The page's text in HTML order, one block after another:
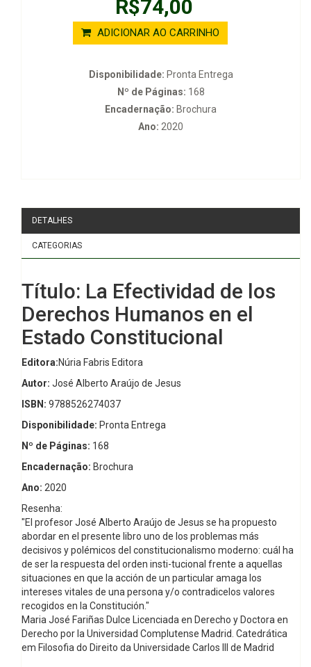
R$74,00
ADICIONAR AO CARRINHO
Disponibilidade: Pronta Entrega
Nº de Páginas: 168
Encadernação: Brochura
Ano: 2020
DETALHES
CATEGORIAS
Título: La Efectividad de los
Derechos Humanos en el
Estado Constitucional
Editora:Núria Fabris Editora
Autor: José Alberto Araújo de Jesus
ISBN: 9788526274037
Disponibilidade: Pronta Entrega
Nº de Páginas: 168
Encadernação: Brochura
Ano: 2020
Resenha:
"El profesor José Alberto Araújo de Jesus se ha propuesto
abordar en el presente libro uno de los problemas más
decisivos y polémicos del constitucionalismo moderno: cuál ha
de ser la respuesta del orden insti-tucional frente a aquellas
situaciones en que la acción de un particular amaga los
intereses vitales de una persona y/o contradicelos valores
recogidos en la Constitución."
Maria José Fariñas Dulce Licenciada en Derecho y Doctora en
Derecho por la Universidad Complutense Madrid. Catedrática
em Filosofia do Direito da Universidade Carlos III de Madrid